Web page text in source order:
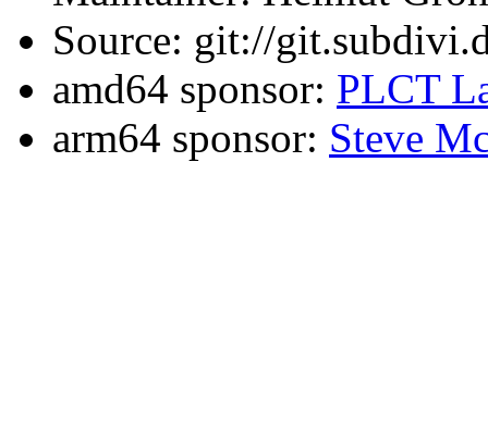
Source: git://
amd64 sponsor: PLCT
arm64 sponsor: Steve